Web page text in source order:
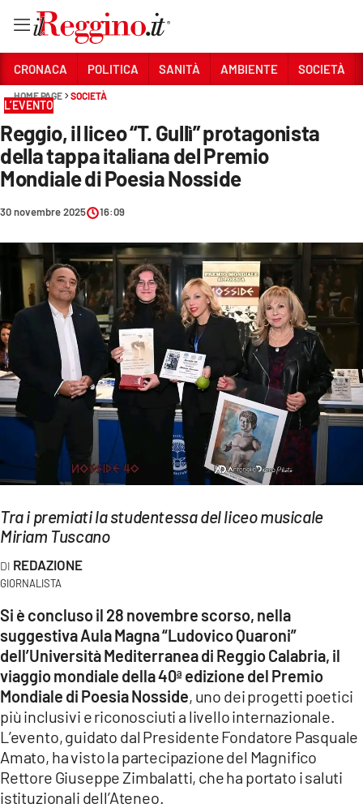
Sezioni
CRONACA
POLITICA
SANITÀ
AMBIENTE
SOCIETÀ
CULTURA
ECONOMIA E LAVORO
EVENTI
SPORT
Streaming
LAC NETWORK
LAC ONAIR
LaC
Network
LACPLAY.IT
LACTV.IT
LACONAIR.IT
LACITYMAG.IT
ILREGGINO.IT
CRONACA POLITICA SANITÀ AMBIENTE SOCIETÀ
HOME PAGE SOCIETÀ
L’EVENTO
Reggio, il liceo “T. Gullì” protagonista
della tappa italiana del Premio
Mondiale di Poesia Nosside
30 novembre 2025 16:09
Tra i premiati la studentessa del liceo musicale
Miriam Tuscano
REDAZIONE
GIORNALISTA
Si è concluso il 28 novembre scorso, nella
suggestiva Aula Magna “Ludovico Quaroni”
dell’Università Mediterranea di Reggio Calabria, il
viaggio mondiale della 40ª edizione del Premio
Mondiale di Poesia Nosside, uno dei progetti poetici
più inclusivi e riconosciuti a livello internazionale.
L’evento, guidato dal Presidente Fondatore Pasquale
Amato, ha visto la partecipazione del Magnifico
Rettore Giuseppe Zimbalatti, che ha portato i saluti
istituzionali dell’Ateneo.